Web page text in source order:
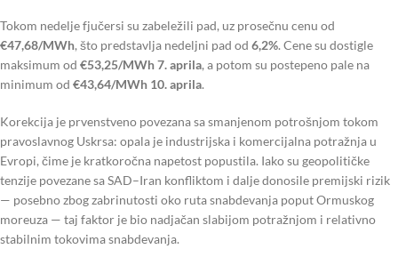
Tokom nedelje fjučersi su zabeležili pad, uz prosečnu cenu od
€47,68/MWh, što predstavlja nedeljni pad od 6,2%. Cene su dostigle
maksimum od €53,25/MWh7. aprila, a potom su postepeno pale na
minimum od €43,64/MWh 10. aprila.
Korekcija je prvenstveno povezana sa smanjenom potrošnjom tokom
pravoslavnog Uskrsa: opala je industrijska i komercijalna potražnja u
Evropi, čime je kratkoročna napetost popustila. Iako su geopolitičke
tenzije povezane sa SAD–Iran konfliktom i dalje donosile premijski rizik
— posebno zbog zabrinutosti oko ruta snabdevanja poput Ormuskog
moreuza — taj faktor je bio nadjačan slabijom potražnjom i relativno
stabilnim tokovima snabdevanja.